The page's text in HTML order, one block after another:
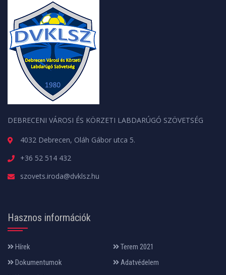
DEBRECENI VÁROSI ÉS KÖRZETI LABDARÚGÓ SZÖVETSÉG
4032 Debrecen, Oláh Gábor utca 5.
+36 52 514 432
szovets.iroda@dvklsz.hu
Hasznos információk
Hírek
Terem 2021
Dokumentumok
Adatvédelem